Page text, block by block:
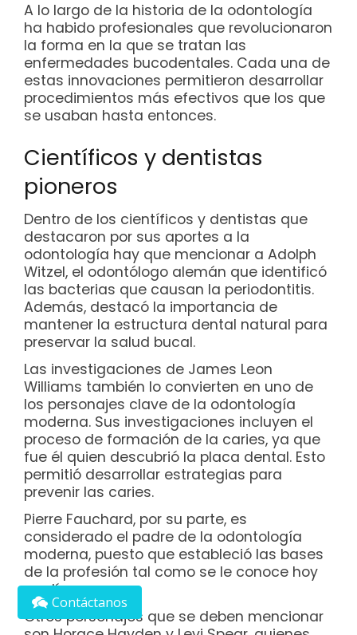
A lo largo de la historia de la odontología
ha habido profesionales que revolucionaron
la forma en la que se tratan las
enfermedades bucodentales. Cada una de
estas innovaciones permitieron desarrollar
procedimientos más efectivos que los que
se usaban hasta entonces.
Científicos y dentistas
pioneros
Dentro de los científicos y dentistas que
destacaron por sus aportes a la
odontología hay que mencionar a Adolph
Witzel, el odontólogo alemán que identificó
las bacterias que causan la periodontitis.
Además, destacó la importancia de
mantener la estructura dental natural para
preservar la salud bucal.
Las investigaciones de James Leon
Williams también lo convierten en uno de
los personajes clave de la odontología
moderna. Sus investigaciones incluyen el
proceso de formación de la caries, ya que
fue él quien descubrió la placa dental. Esto
permitió desarrollar estrategias para
prevenir las caries.
Pierre Fauchard, por su parte, es
considerado el padre de la odontología
moderna, puesto que estableció las bases
de la profesión tal como se le conoce hoy
en día.
Otros personajes que se deben mencionar
Contáctanos